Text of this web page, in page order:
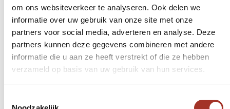
om ons websiteverkeer te analyseren. Ook delen we
informatie over uw gebruik van onze site met onze
partners voor social media, adverteren en analyse. Deze
partners kunnen deze gegevens combineren met andere
informatie die u aan ze heeft verstrekt of die ze hebben
verzameld op basis van uw gebruik van hun services.
Neem contact op met Pascalle
De expert voor reizen in Egypte.
App met ons
Bel ons op +31 (0)73 22 00 553
Plan een videogesprek